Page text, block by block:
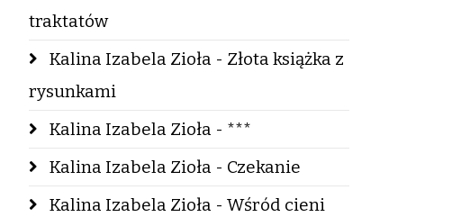
traktatów
Kalina Izabela Zioła - Złota książka z
rysunkami
Kalina Izabela Zioła - ***
Kalina Izabela Zioła - Czekanie
Kalina Izabela Zioła - Wśród cieni